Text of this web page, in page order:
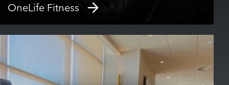
OneLife Fitness